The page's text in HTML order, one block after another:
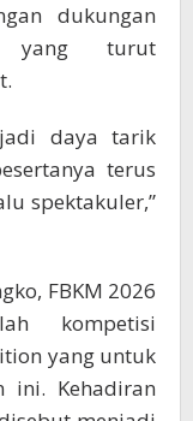
dukungan
yang turut
daya tarik
terus
spektakuler,”
FBKM 2026
kompetisi
yang untuk
ini. Kehadiran